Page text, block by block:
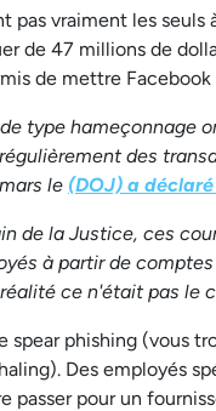
pas vraiment les
de 47 millions de
de mettre Facebook
type hameçonnage
des
le (DOJ) a
de la Justice, ces
à partir de
ce n'était pas le
spear phishing (vous
Des employés
passer pour un